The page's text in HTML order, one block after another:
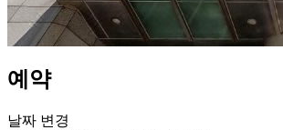
예약
날짜 변경